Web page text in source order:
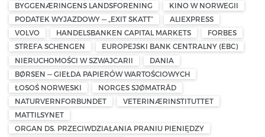
BYGGENÆRINGENS LANDSFORENING
KINO W NORWEGII
PODATEK WYJAZDOWY — „EXIT SKATT”
ALIEXPRESS
VOLVO
HANDELSBANKEN CAPITAL MARKETS
FORBES
STREFA SCHENGEN
EUROPEJSKI BANK CENTRALNY (EBC)
NIERUCHOMOŚCI W SZWAJCARII
DANIA
BØRSEN — GIEŁDA PAPIERÓW WARTOŚCIOWYCH
ŁOSOŚ NORWESKI
NORGES SJØMATRÅD
NATURVERNFORBUNDET
VETERINÆRINSTITUTTET
MATTILSYNET
ORGAN DS. PRZECIWDZIAŁANIA PRANIU PIENIĘDZY